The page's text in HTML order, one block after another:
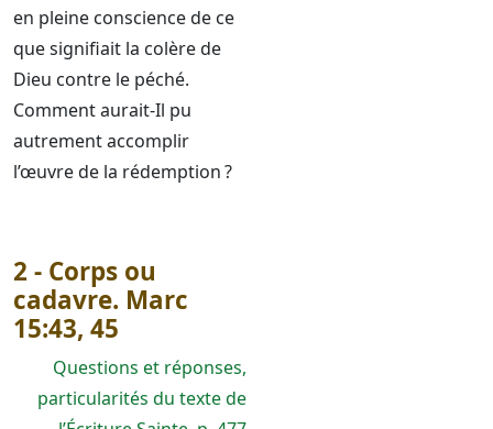
en pleine conscience de ce
que signifiait la colère de
Dieu contre le péché.
Comment aurait-Il pu
autrement accomplir
l’œuvre de la rédemption ?
2 - Corps ou
cadavre. Marc
15:43, 45
Questions et réponses,
particularités du texte de